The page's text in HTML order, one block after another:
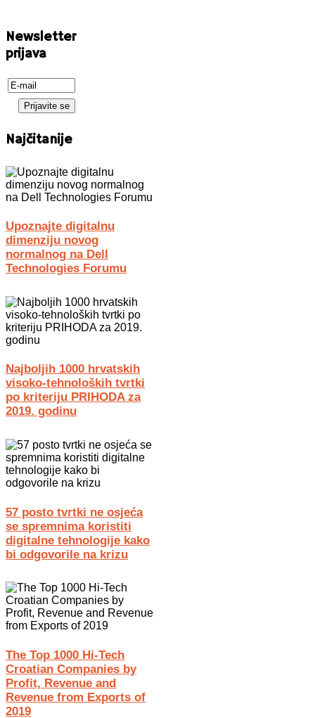
Newsletter
prijava
Najčitanije
Upoznajte digitalnu
dimenziju novog
normalnog na Dell
Technologies Forumu
Najboljih 1000 hrvatskih
visoko-tehnoloških tvrtki
po kriteriju PRIHODA za
2019. godinu
57 posto tvrtki ne osjeća
se spremnima koristiti
digitalne tehnologije kako
bi odgovorile na krizu
The Top 1000 Hi-Tech
Croatian Companies by
Profit, Revenue and
Revenue from Exports of
2019